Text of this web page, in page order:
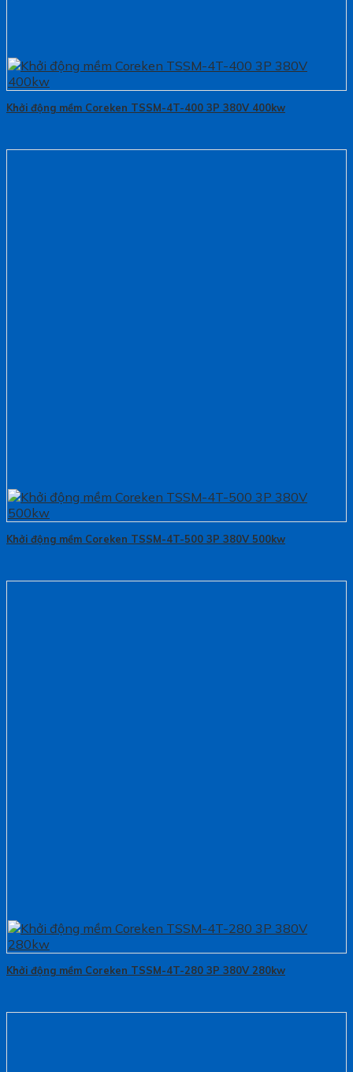
Khởi động mềm Coreken TSSM-4T-400 3P 380V 400kw
Khởi động mềm Coreken TSSM-4T-500 3P 380V 500kw
Khởi động mềm Coreken TSSM-4T-280 3P 380V 280kw